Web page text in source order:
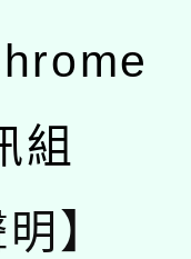
組
】